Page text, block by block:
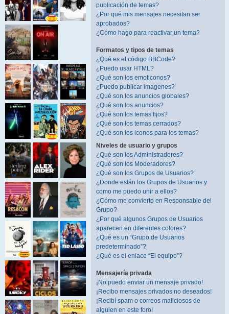
publicación de temas?
¿Por qué mis mensajes necesitan ser
aprobados?
¿Cómo hago para reactivar un tema?
Formatos y tipos de temas
¿Qué es el código BBCode?
¿Puedo usar HTML?
¿Qué son los emoticonos?
¿Puedo publicar imagenes?
¿Qué son los anuncios globales?
¿Qué son los anuncios?
¿Qué son los temas fijos?
¿Qué son los temas cerrados?
¿Qué son los iconos para los temas?
Niveles de usuario y grupos
¿Qué son los Administradores?
¿Qué son los Moderadores?
¿Qué son los Grupos de Usuarios?
¿Donde están los Grupos de Usuarios y
como me puedo unir a ellos?
¿Cómo me convierto en Responsable del
Grupo?
¿Por qué algunos Grupos de Usuarios
aparecen en diferentes colores?
¿Qué es un “Grupo de Usuarios
predeterminado”?
¿Qué es el enlace “El equipo”?
Mensajería privada
¡No puedo enviar un mensaje privado!
¡Recibo mensajes privados no deseados!
¡Recibí spam o correos maliciosos de
alguien en este foro!